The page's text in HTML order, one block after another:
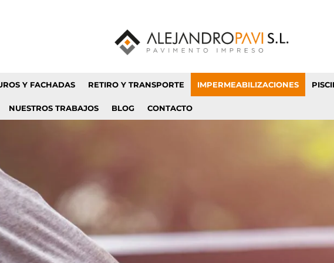
Y FACHADAS RETIRO Y TRANSPORTE IMPERMEABILIZACIONES
NUESTROS TRABAJOS BLOG CONTACTO